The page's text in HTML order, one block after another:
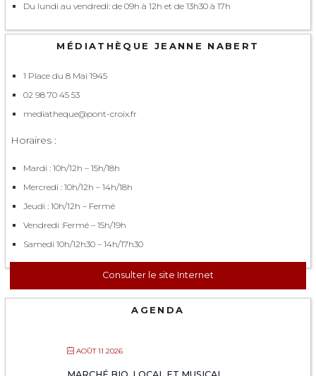
Du lundi au vendredi: de 09h à 12h et de 13h30 à 17h
MÉDIATHÈQUE JEANNE NABERT
1 Place du 8 Mai 1945
02 98 70 45 53
mediatheque@pont-croix.fr
Horaires :
Mardi : 10h/12h – 15h/18h
Mercredi : 10h/12h – 14h/18h
Jeudi : 10h/12h – Fermé
Vendredi :Fermé – 15h/19h
Samedi 10h/12h30 – 14h/17h30
Consulter le site Internet
AGENDA
AOÛT 11 2026